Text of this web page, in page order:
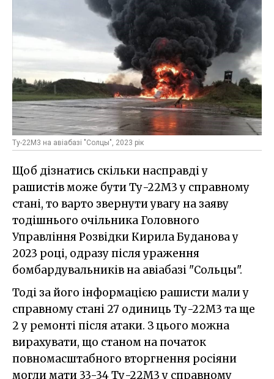
Ту-22М3 на авіабазі "Солцы", 2023 рік
Щоб дізнатись скільки насправді у
рашистів може бути Ту-22М3 у справному
стані, то варто звернути увагу на заяву
тодішнього очільника Головного
Управління Розвідки Кирила Буданова у
2023 році, одразу після ураження
бомбардувальників на авіабазі "Сольцы".
Тоді за його інформацією рашисти мали у
справному стані 27 одиниць Ту-22М3 та ще
2 у ремонті після атаки. З цього можна
вирахувати, що станом на початок
повномасштабного вторгнення росіяни
могли мати 33-34 Ту-22М3 у справному